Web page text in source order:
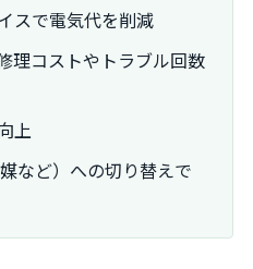
スで電気代を削減
理コストやトラブル回数
上
など）への切り替えで